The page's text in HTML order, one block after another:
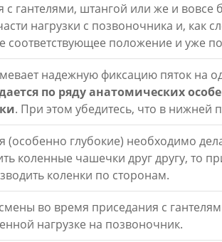
гантелями, штангой или же и
нагрузки с позвоночника и, как
соответствующее положение и уже
надежную фиксацию пяток на
по ряду анатомических
. При этом убедитесь, что в нижней
(особенно глубокие) необходимо
коленные чашечки друг другу, то
коленки по сторонам.
во время приседания с
нагрузке на позвоночник.